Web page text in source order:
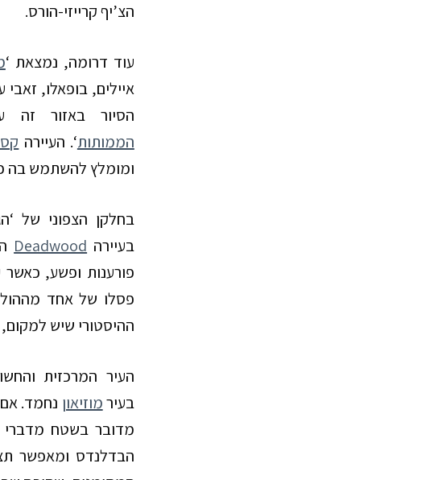
הצ’יף קרייזי-הורס.
עוד דרומה, נמצאת ‘
איילים, בופאלו,
הסיור באזור זה
הממותות‘
. העיירה
ומומלץ להשתמש בה
בחלקן הצפוני של
בעיירה Deadwood
פורענות ופשע,
פסלו של אחד
ההיסטורי שיש
העיר המרכזית
בעירמוזיאון נחמד.
מדובר בשטח מדברי
הבדלנדס ומאפשר